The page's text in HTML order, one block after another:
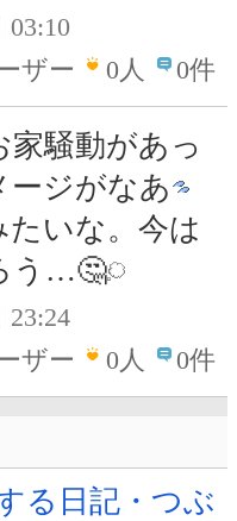
03:10
ザー
0人 0件
騒動があっ
ージがなあ
たいな。今は
う…🤔
23:24
ザー
0人 0件
る日記・つぶ